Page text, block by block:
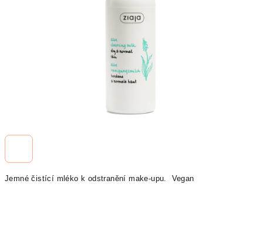
Jemné čistící mléko k odstranění make-upu. Vegan